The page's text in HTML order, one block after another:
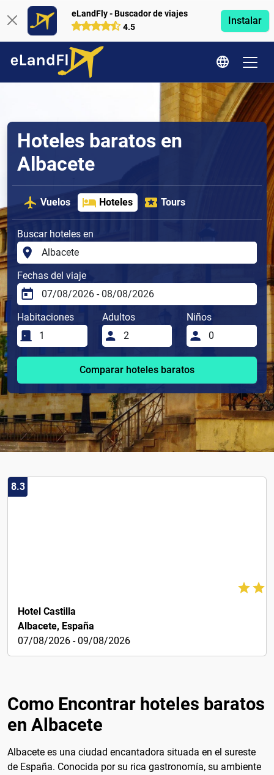
eLandFly - Buscador de viajes
4.5
Instalar
Hoteles baratos en
Albacete
Vuelos Hoteles Tours
Buscar hoteles en
Fechas del viaje
Habitaciones Adultos Niños
Comparar hoteles baratos
8.3
Hotel Castilla
Albacete, España
07/08/2026 - 09/08/2026
Como Encontrar hoteles baratos
en Albacete
Albacete es una ciudad encantadora situada en el sureste
de España. Conocida por su rica gastronomía, su ambiente